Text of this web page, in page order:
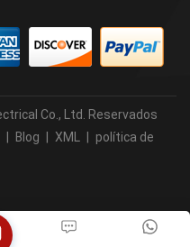
Co., Ltd. Reservados
Blog XML
política de